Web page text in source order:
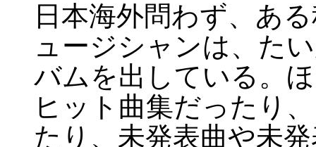
日本海外問わず、あ
ュージシャンは、た
バムを出している。
ヒット曲集だったり
たり、未発表曲や未